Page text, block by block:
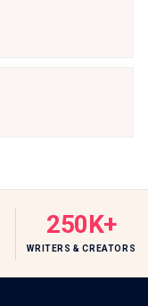
250K+
WRITERS & CREATORS